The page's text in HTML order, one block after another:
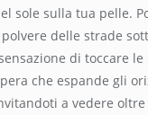
sole sulla tua pelle.
delle strade
di toccare le
che espande gli
a vedere